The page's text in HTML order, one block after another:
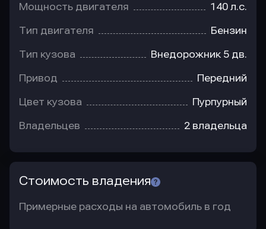
Мощность двигателя 140 л.с.
Тип двигателя Бензин
Тип кузова Внедорожник 5 дв.
Привод Передний
Цвет кузова Пурпурный
Владельцев 2 владельца
Стоимость владения
Примерные расходы на автомобиль в год